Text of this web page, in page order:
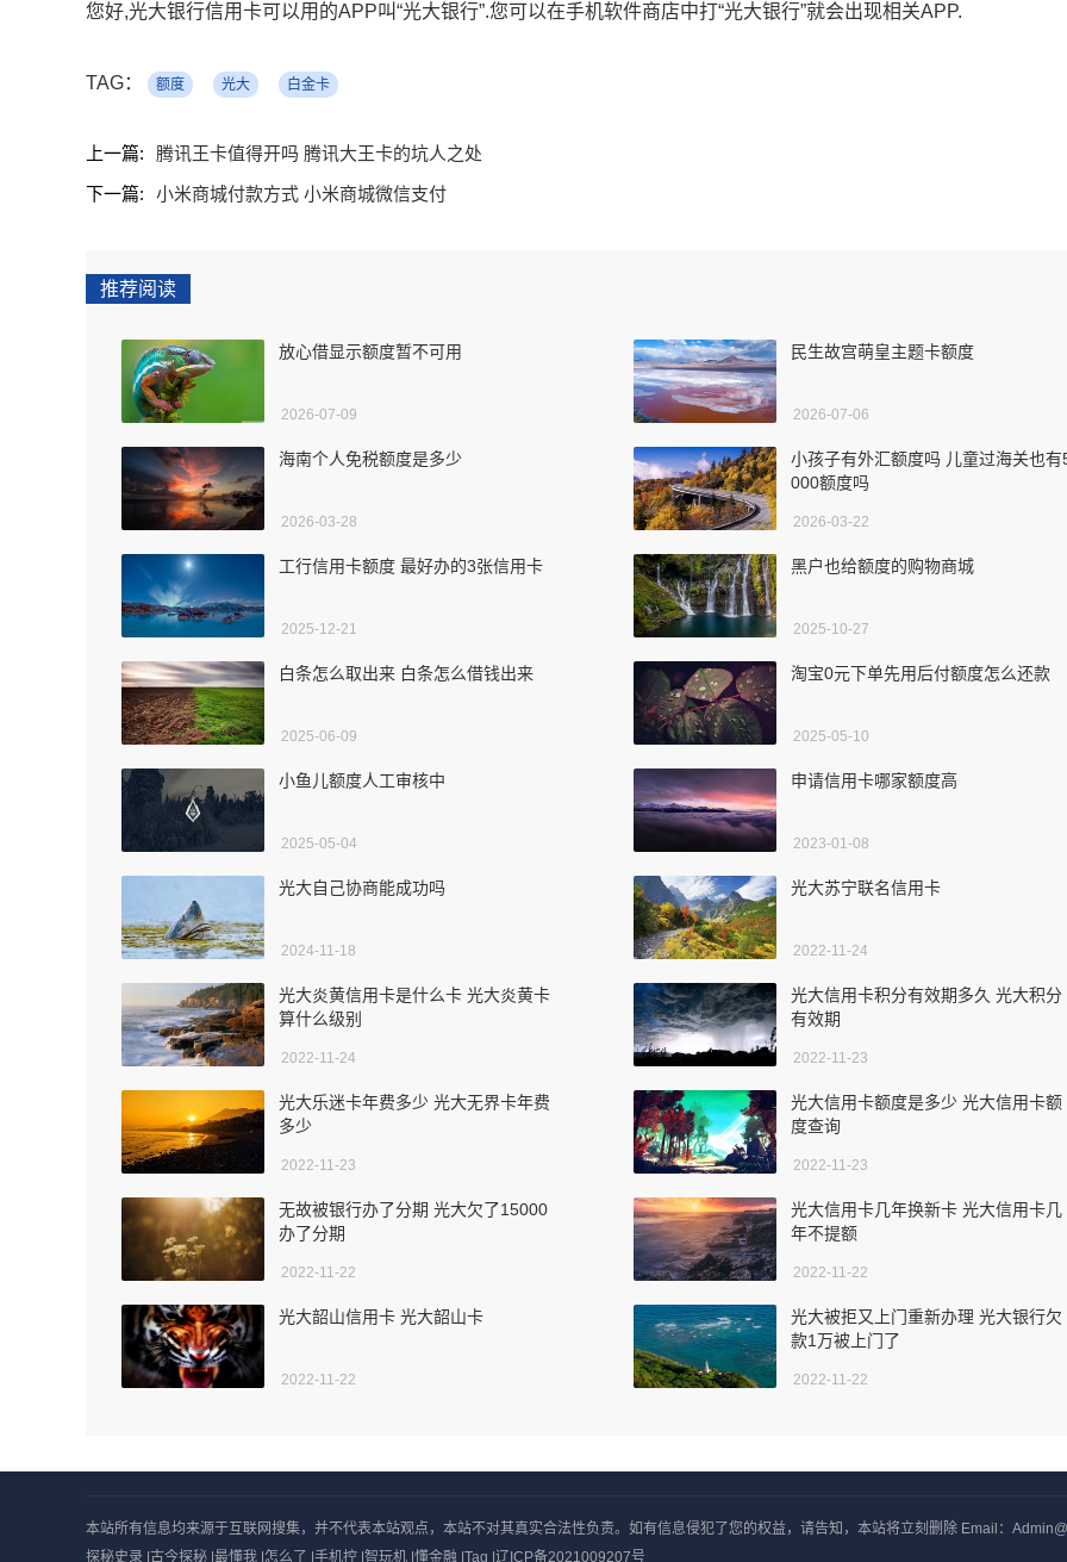
您好,光大银行信用卡可以用的APP叫“光大银行”.您可以在手机软件商店中打“光大银行”就会出现相关APP.
TAG： 额度 光大 白金卡
上一篇:
腾讯王卡值得开吗 腾讯大王卡的坑人之处
下一篇:
小米商城付款方式 小米商城微信支付
推荐阅读
放心借显示额度暂不可用
2026-07-09
民生故宫萌皇主题卡额度
2026-07-06
海南个人免税额度是多少
2026-03-28
小孩子有外汇额度吗 儿童过海关也有
000额度吗
2026-03-22
工行信用卡额度 最好办的3张信用卡
2025-12-21
黑户也给额度的购物商城
2025-10-27
白条怎么取出来 白条怎么借钱出来
2025-06-09
淘宝0元下单先用后付额度怎么还款
2025-05-10
小鱼儿额度人工审核中
2025-05-04
申请信用卡哪家额度高
2023-01-08
光大自己协商能成功吗
2024-11-18
光大苏宁联名信用卡
2022-11-24
光大炎黄信用卡是什么卡 光大炎黄卡
算什么级别
2022-11-24
光大信用卡积分有效期多久 光大积分
有效期
2022-11-23
光大乐迷卡年费多少 光大无界卡年费
多少
2022-11-23
光大信用卡额度是多少 光大信用卡额
度查询
2022-11-23
无故被银行办了分期 光大欠了15000
办了分期
2022-11-22
光大信用卡几年换新卡 光大信用卡几
年不提额
2022-11-22
光大韶山信用卡 光大韶山卡
2022-11-22
光大被拒又上门重新办理 光大银行欠
款1万被上门了
2022-11-22
本站所有信息均来源于互联网搜集，并不代表本站观点，本站不对其真实合法性负责。如有信息侵犯了您的权益，请告知，本站将立刻删除 Email：
探秘史录 古今探秘 最懂我 怎么了 手机控 智玩机 懂金融 Tag 辽ICP备2021009207号